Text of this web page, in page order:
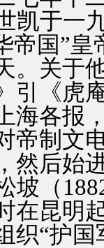
于一九
帝国”
。关于
引《虎
海各报
帝制文
然后始
（
在昆明
织“护